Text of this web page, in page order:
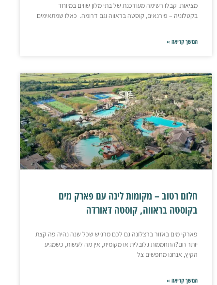
מציאות. קבלו רשימה מעודכנת של בתי מלון שווים במיוחד
בקטלוניה – פירנאים, קוסטה בראווה וגם דרומה. כאלו שמתאימים
המשך קריאה »
חלום רטוב – מקומות לינה עם פארק מים
בקוסטה בראווה, קוסטה דאורדה
פארקי מים באזור ברצלונה גם לכם מרגיש שכל שנה נהיה פה קצת
יותר חם?התחממות גלובלית או מקומית, אין מה לעשות, כשמגיע
הקיץ, אנחנו מחפשים צל
המשך קריאה »